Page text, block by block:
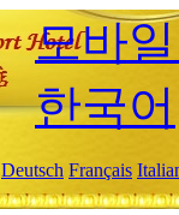
모바
한국어
Deutsch Français